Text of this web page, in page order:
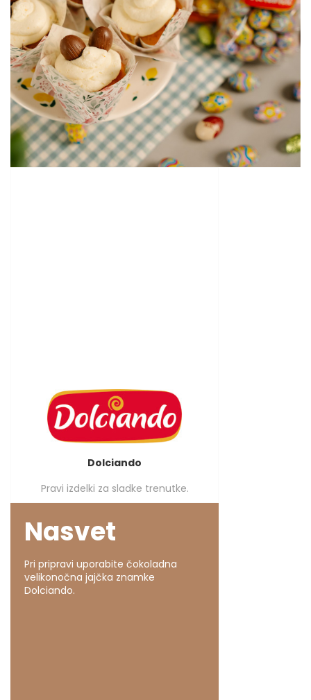
Dolciando
Pravi izdelki za sladke trenutke.
Nasvet
Pri pripravi uporabite čokoladna
velikonočna jajčka znamke
Dolciando.